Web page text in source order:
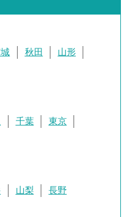
秋田
山形
千葉
東京
山梨 長野